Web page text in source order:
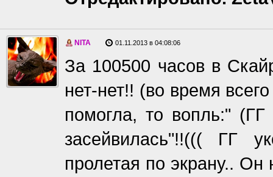
NITA 01.11.2013 в 04:08:06
За 100500 часов в
нет-нет!! (во время
помогла, то вопль:"
засейвилась"!!((( ГГ
пролетая по экрану.. Он